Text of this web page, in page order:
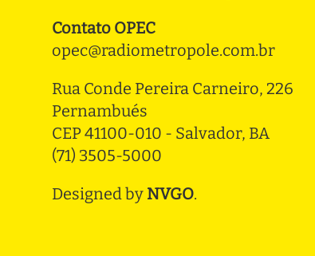
Contato OPEC
opec@radiometropole.com.br
Rua Conde Pereira Carneiro, 226
Pernambués
CEP 41100-010 - Salvador, BA
(71) 3505-5000
Designed by NVGO.